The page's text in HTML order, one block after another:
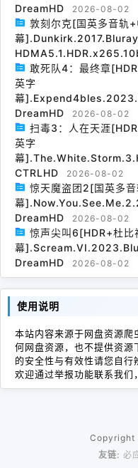
DreamHD
2026-08-02
敦刻尔克[国英多音轨
幕
敢死队4：最终章
英字
幕
DreamHD
2026-08-02
扫毒3：人在天涯
英字
幕
CTRLHD
2026-08-02
惊天魔盗团2[国英多
幕
DreamHD
2026-08-02
惊声尖叫6[HDR+杜比
幕
DreamHD
2026-08-02
使用说明
本站内容来源于网盘资源爬
何网盘资源，也不提供资源
的安全性与有效性请您自行
欢迎通过举报功能联系我们
Copyright
友链: 必